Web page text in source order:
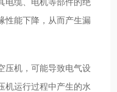
性能下降，从而产生漏
压机，可能导致电气设
机运行过程中产生的水